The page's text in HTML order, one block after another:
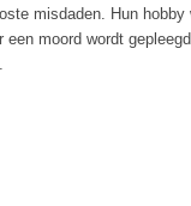
misdaden. Hun hobby
een moord wordt